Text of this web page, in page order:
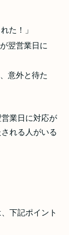
た！」
翌営業日に
意外と待た
業日に対応が
れる人がいる
下記ポイント